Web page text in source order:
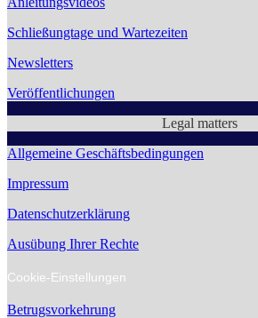
Schließungtage und Wartezeiten
Newsletters
Veröffentlichungen
Legal matters
Allgemeine Geschäftsbedingungen
Impressum
Datenschutzerklärung
Ausübung Ihrer Rechte
Cookie-Einstellungen
Betrugsvorkehrung